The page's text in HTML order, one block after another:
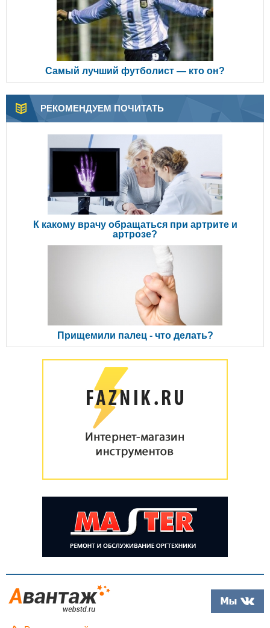
Самый лучший футболист — кто он?
РЕКОМЕНДУЕМ ПОЧИТАТЬ
К какому врачу обращаться при артрите и
артрозе?
Прищемили палец - что делать?